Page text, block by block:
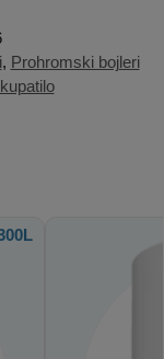
, Prohromski bojleri